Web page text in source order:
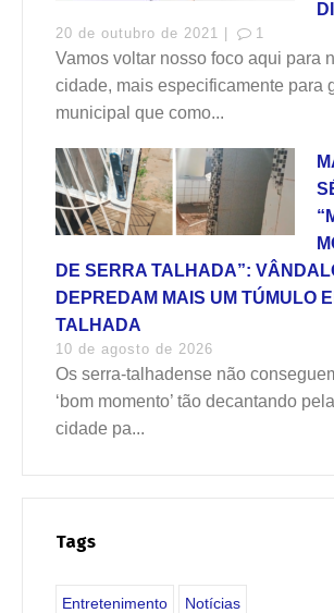
20 de outubro de 2021 | 1
Vamos voltar nosso foco aqui para
cidade, mais especificamente para
municipal que como...
DE SERRA TALHADA”:
DEPREDAM MAIS UM TÚMULO
TALHADA
10 de agosto de 2026
Os serra-talhadense não
‘bom momento’ tão decantando
cidade pa...
Tags
Entretenimento Notícias